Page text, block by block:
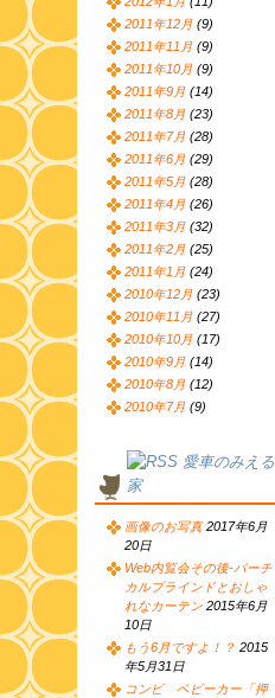
2011年12月 (9)
2011年11月 (9)
2011年10月 (9)
2011年9月 (14)
2011年8月 (23)
2011年7月 (28)
2011年6月 (29)
2011年5月 (28)
2011年4月 (26)
2011年3月 (32)
2011年2月 (25)
2011年1月 (24)
2010年12月 (23)
2010年11月 (27)
2010年10月 (17)
2010年9月 (14)
2010年8月 (12)
2010年7月 (9)
愛車のみえる
家
画像のお写真 2017年6月
20日
Web内覧会その後-バーチ
カルブラインドとおしゃ
れなカーテン 2015年6月
10日
もう6月ですよ！？ 2015
年5月31日
コンビ ベビーカー「押